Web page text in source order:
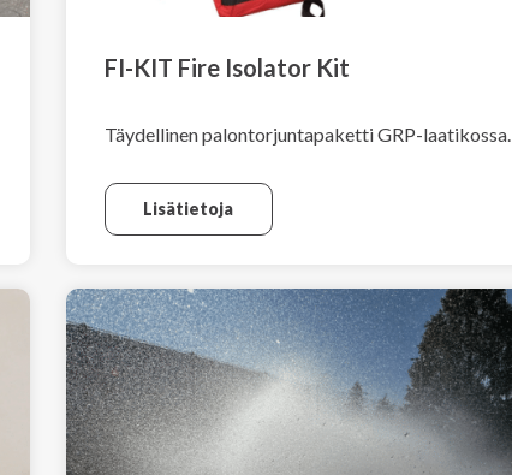
FI-KIT Fire Isolator Kit
Täydellinen palontorjuntapaketti GRP-laatikossa.
Lisätietoja